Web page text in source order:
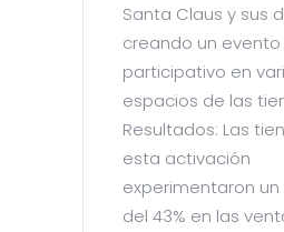
Santa Claus y sus
creando un
participativo en
espacios de las
Resultados: Las
esta activación
experimentaron
del 43% en las